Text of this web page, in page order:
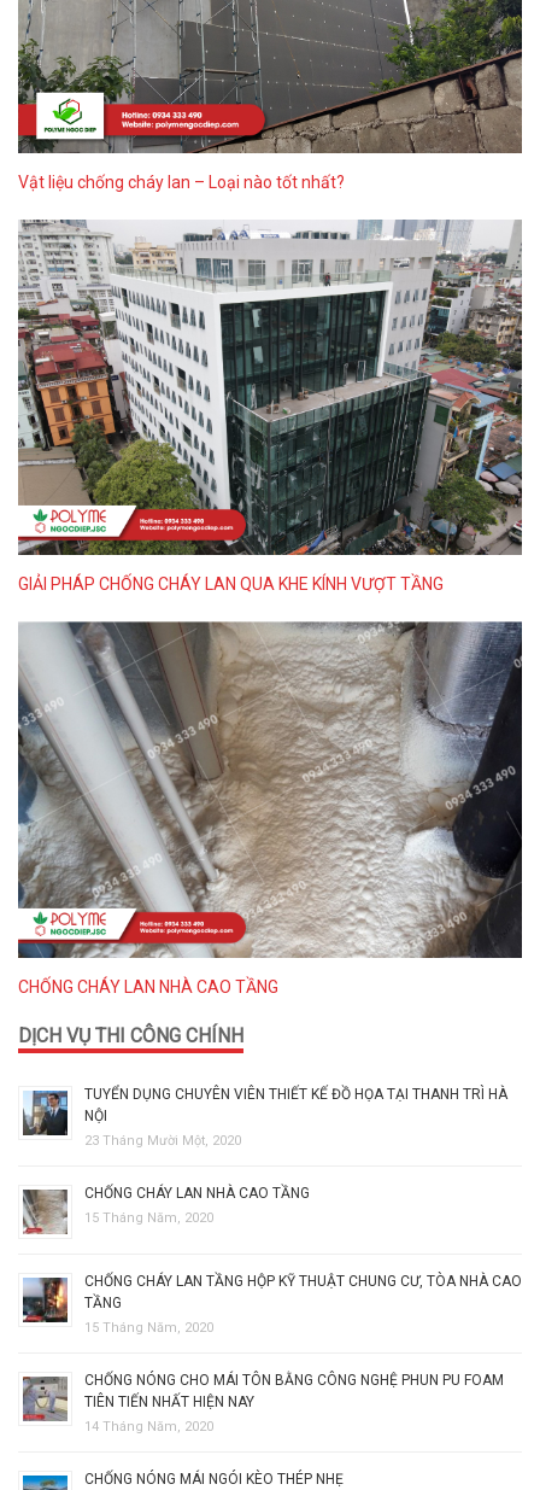
Vật liệu chống cháy lan – Loại nào tốt nhất?
GIẢI PHÁP CHỐNG CHÁY LAN QUA KHE KÍNH VƯỢT TẦNG
CHỐNG CHÁY LAN NHÀ CAO TẦNG
DỊCH VỤ THI CÔNG CHÍNH
TUYỂN DỤNG CHUYÊN VIÊN THIẾT KẾ ĐỒ HỌA TẠI THANH TRÌ HÀ
NỘI
23 Tháng Mười Một, 2020
CHỐNG CHÁY LAN NHÀ CAO TẦNG
15 Tháng Năm, 2020
CHỐNG CHÁY LAN TẦNG HỘP KỸ THUẬT CHUNG CƯ, TÒA NHÀ CAO
TẦNG
15 Tháng Năm, 2020
CHỐNG NÓNG CHO MÁI TÔN BẰNG CÔNG NGHỆ PHUN PU FOAM
TIÊN TIẾN NHẤT HIỆN NAY
14 Tháng Năm, 2020
CHỐNG NÓNG MÁI NGÓI KÈO THÉP NHẸ